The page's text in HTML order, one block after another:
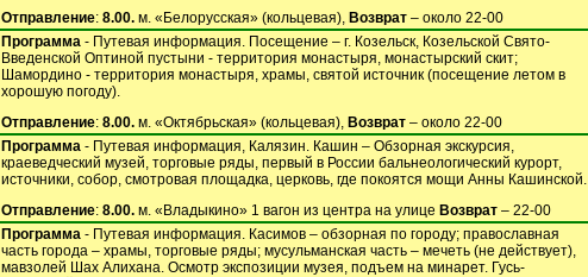
Отправление: 8.00. м. «Белорусская» (кольцевая), Возврат – около 22-00
Программа - Путевая информация. Посещение – г. Козельск, Козельской Свято-
Введенской Оптиной пустыни - территория монастыря, монастырский скит;
Шамордино - территория монастыря, храмы, святой источник (посещение летом в
хорошую погоду).
Отправление: 8.00. м. «Октябрьская» (кольцевая), Возврат – около 22-00
Программа - Путевая информация, Калязин. Кашин – Обзорная экскурсия,
краеведческий музей, торговые ряды, первый в России бальнеологический курорт,
источники, собор, смотровая площадка, церковь, где покоятся мощи Анны Кашинской.
Отправление: 8.00. м. «Владыкино» 1 вагон из центра на улице Возврат – 22-00
Программа - Путевая информация. Касимов – обзорная по городу; православная
часть города – храмы, торговые ряды; мусульманская часть – мечеть (не действует),
мавзолей Шах Алихана. Осмотр экспозиции музея, подъем на минарет. Гусь-